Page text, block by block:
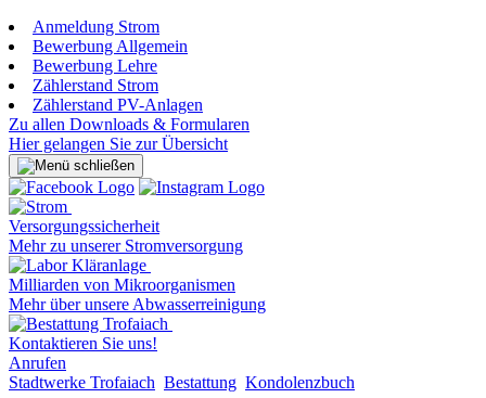
Anmeldung Strom
Bewerbung Allgemein
Bewerbung Lehre
Zählerstand Strom
Zählerstand PV-Anlagen
Zu allen Downloads & Formularen
Hier gelangen Sie zur Übersicht
Versorgungssicherheit
Mehr zu unserer Stromversorgung
Milliarden von Mikroorganismen
Mehr über unsere Abwasserreinigung
Kontaktieren Sie uns!
Anrufen
Stadtwerke Trofaiach Bestattung Kondolenzbuch